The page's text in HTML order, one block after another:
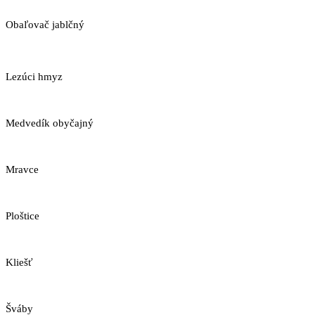
Obaľovač jablčný
Lezúci hmyz
Medvedík obyčajný
Mravce
Ploštice
Kliešť
Šváby